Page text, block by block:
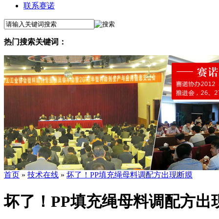
联系赛诺
热门搜索关键词：
首页 » 技术在线 » 坏了！PP填充绳母料调配方出现断膜
坏了！PP填充绳母料调配方出